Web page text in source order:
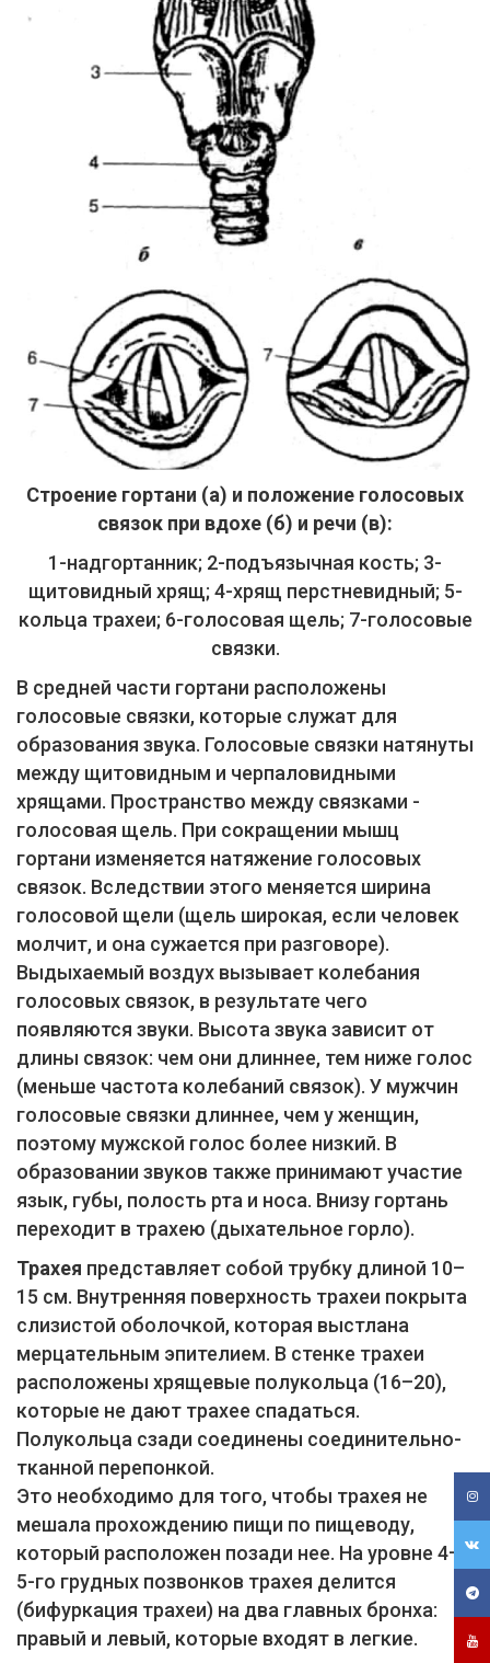
Строение гортани (а) и положение голосовых
связок при вдохе (б) и речи (в):
1-надгортанник; 2-подъязычная кость; 3-
щитовидный хрящ; 4-хрящ перстневидный; 5-
кольца трахеи; 6-голосовая щель; 7-голосовые
связки.
В средней части гортани расположены
голосовые связки, которые служат для
образования звука. Голосовые связки натянуты
между щитовидным и черпаловидными
хрящами. Пространство между связками -
голосовая щель. При сокращении мышц
гортани изменяется натяжение голосовых
связок. Вследствии этого меняется ширина
голосовой щели (щель широкая, если человек
молчит, и она сужается при разговоре).
Выдыхаемый воздух вызывает колебания
голосовых связок, в результате чего
появляются звуки. Высота звука зависит от
длины связок: чем они длиннее, тем ниже голос
(меньше частота колебаний связок). У мужчин
голосовые связки длиннее, чем у женщин,
поэтому мужской голос более низкий. В
образовании звуков также принимают участие
язык, губы, полость рта и носа. Внизу гортань
переходит в трахею (дыхательное горло).
Трахея представляет собой трубку длиной 10–
15 см. Внутренняя поверхность трахеи покрыта
слизистой оболочкой, которая выстлана
мерцательным эпителием. В стенке трахеи
расположены хрящевые полукольца (16–20),
которые не дают трахее спадаться.
Полукольца сзади соединены соединительно-
тканной перепонкой.
Это необходимо для того, чтобы трахея не
мешала прохождению пищи по пищеводу,
который расположен позади нее. На уровне 4–
5-го грудных позвонков трахея делится
(бифуркация трахеи) на два главных бронха:
правый и левый, которые входят в легкие.